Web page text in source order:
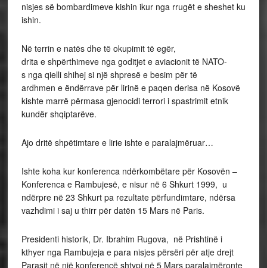
nisjes së bombardimeve kishin ikur nga rrugët e sheshet ku
ishin.
Në terrin e natës dhe të okupimit të egër,
drita e shpërthimeve nga goditjet e aviacionit të NATO-
s nga qielli shihej si një shpresë e besim për të
ardhmen e ëndërrave për lirinë e paqen derisa në Kosovë
kishte marrë përmasa gjenocidi terrori i spastrimit etnik
kundër shqiptarëve.
Ajo dritë shpëtimtare e lirie ishte e paralajmëruar…
Ishte koha kur konferenca ndërkombëtare për Kosovën –
Konferenca e Rambujesë, e nisur në 6 Shkurt 1999, u
ndërpre në 23 Shkurt pa rezultate përfundimtare, ndërsa
vazhdimi i saj u thirr për datën 15 Mars në Paris.
Presidenti historik, Dr. Ibrahim Rugova, në Prishtinë i
kthyer nga Rambujeja e para nisjes përsëri për atje drejt
Parasit në një konferencë shtypi në 5 Mars paralajmëronte